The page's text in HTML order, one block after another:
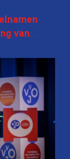
van
Dat kost
stress en
of
door.